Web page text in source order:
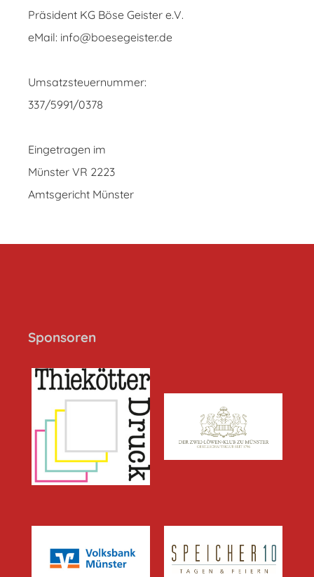
Präsident KG Böse Geister e.V.
eMail: info@boesegeister.de
Umsatzsteuernummer:
337/5991/0378
Eingetragen im
Münster VR 2223
Amtsgericht Münster
Sponsoren